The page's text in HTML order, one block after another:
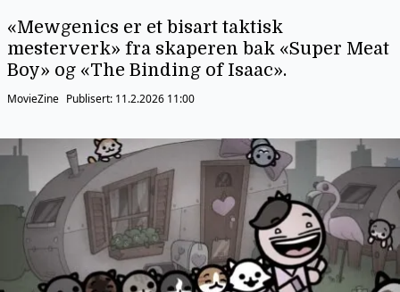
«Mewgenics er et bisart taktisk
mesterverk» fra skaperen bak «Super Meat
Boy» og «The Binding of Isaac».
MovieZine Publisert: 11.2.2026 11:00